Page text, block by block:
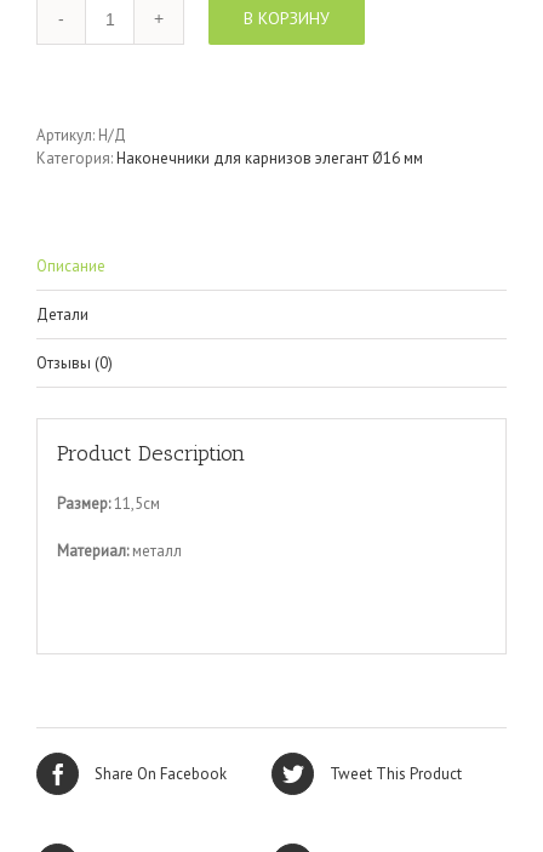
В КОРЗИНУ
Артикул: Н/Д
Категория:Наконечники для карнизов элегант Ø16 мм
Описание
Детали
Отзывы (0)
Product Description
Размер:11,5см
Материал:металл
Share On Facebook Tweet This Product